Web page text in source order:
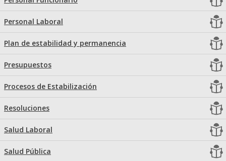
Personal Laboral
Plan de estabilidad y permanencia
Presupuestos
Procesos de Estabilización
Resoluciones
Salud Laboral
Salud Pública